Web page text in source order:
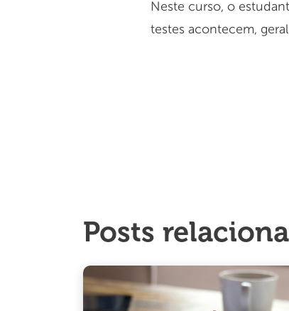
Neste curso, o
testes acontecem,
Posts